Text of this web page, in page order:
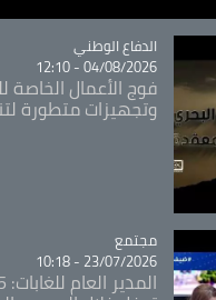
Catégorie
الدفاع الوطني
04/08/2026 - 12:10
فوج الأعمال الخاصة
وتجهيزات متطورة
Catégorie
مجتمع
23/07/2026 - 10:18